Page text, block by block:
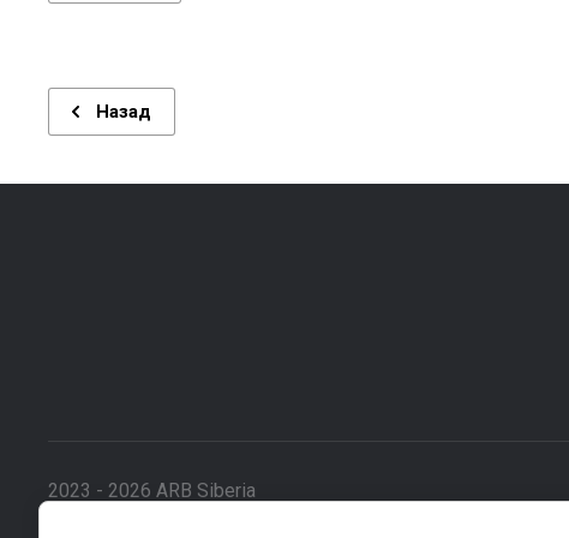
Назад
2023 - 2026 ARB Siberia